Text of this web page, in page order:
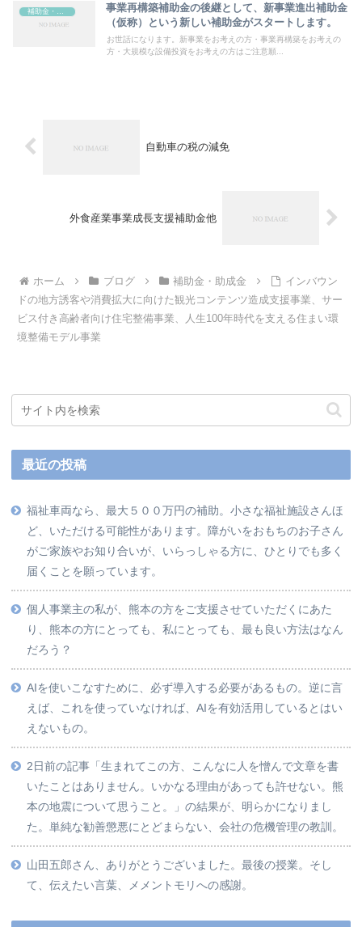
事業再構築補助金の後継として、新事業進出補助金
（仮称）という新しい補助金がスタートします。
お世話になります。新事業をお考えの方・事業再構築をお考えの
方・大規模な設備投資をお考えの方はご注意願...
自動車の税の減免
外食産業事業成長支援補助金他
ホーム ブログ 補助金・助成金
インバウン
ドの地方誘客や消費拡大に向けた観光コンテンツ造成支援事業、サー
ビス付き高齢者向け住宅整備事業、人生100年時代を支える住まい環
境整備モデル事業
最近の投稿
福祉車両なら、最大５００万円の補助。小さな福祉施設さんほ
ど、いただける可能性があります。障がいをおもちのお子さん
がご家族やお知り合いが、いらっしゃる方に、ひとりでも多く
届くことを願っています。
個人事業主の私が、熊本の方をご支援させていただくにあた
り、熊本の方にとっても、私にとっても、最も良い方法はなん
だろう？
AIを使いこなすために、必ず導入する必要があるもの。逆に言
えば、これを使っていなければ、AIを有効活用しているとはい
えないもの。
2日前の記事「生まれてこの方、こんなに人を憎んで文章を書
いたことはありません。いかなる理由があっても許せない。熊
本の地震について思うこと。」の結果が、明らかになりまし
た。単純な勧善懲悪にとどまらない、会社の危機管理の教訓。
山田五郎さん、ありがとうございました。最後の授業。そし
て、伝えたい言葉、メメントモリへの感謝。